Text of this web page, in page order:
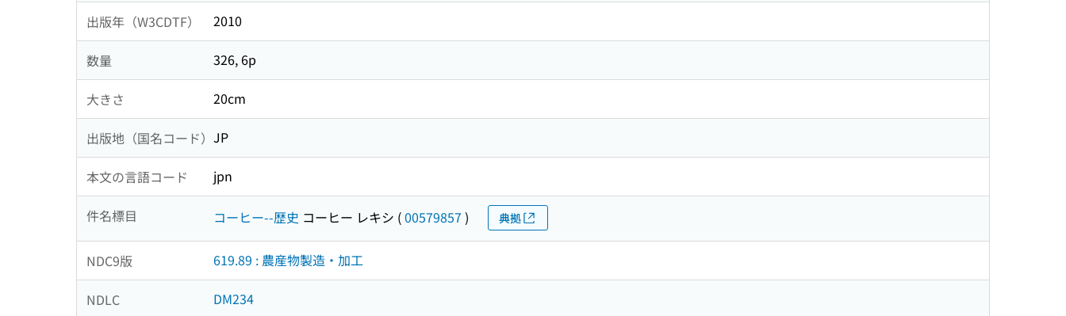
出版年（W3CDTF） 2010
数量 326, 6p
大きさ 20cm
出版地（国名コード） JP
本文の言語コード jpn
件名標目 コーヒー--歴史 コーヒー レキシ (00579857 ) 典拠
NDC9版 619.89 : 農産物製造・加工
NDLC DM234